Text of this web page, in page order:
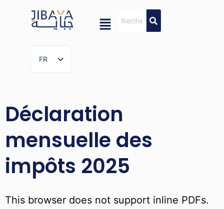
FR
FR
Déclaration
mensuelle des
impôts 2025
This browser does not support inline PDFs.